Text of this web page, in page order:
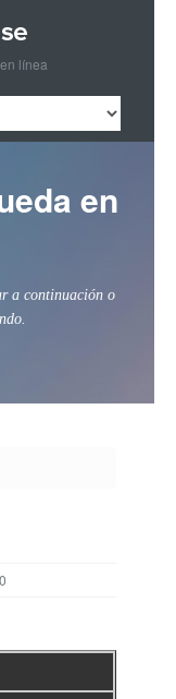
línea
en
a continuación o
0